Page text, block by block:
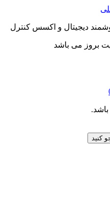
دیجیتال و اکسس کنترل
بروز می باشد
کنید